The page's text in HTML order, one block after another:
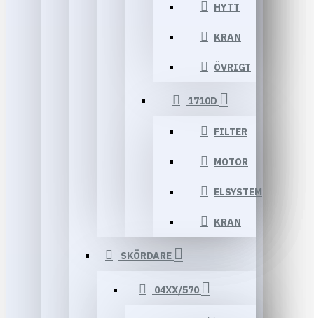
HYTT
KRAN
ÖVRIGT
1710D
FILTER
MOTOR
ELSYSTEM
KRAN
SKÖRDARE
04XX/570